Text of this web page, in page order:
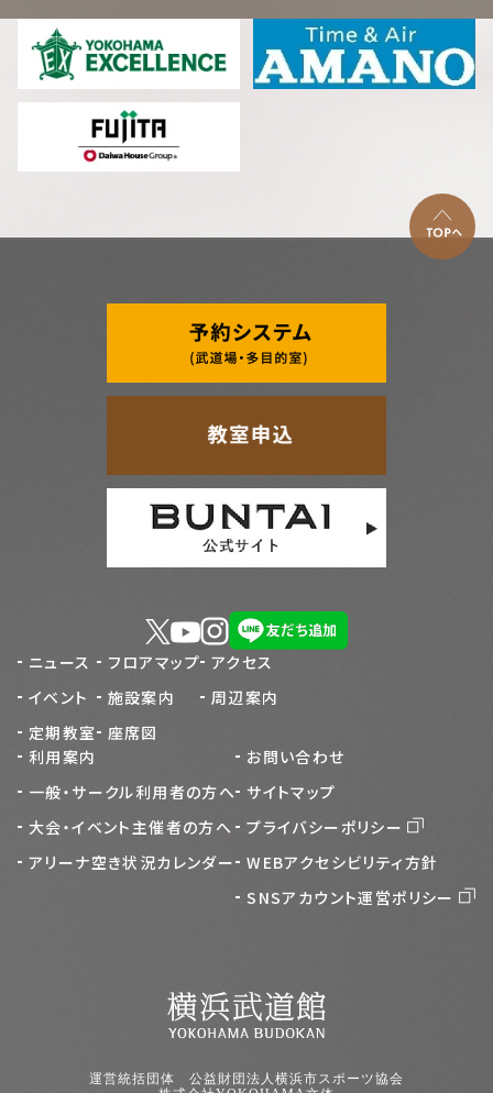
ニュース
イベント
定期教室
フロアマップ
施設案内
座席図
アクセス
周辺案内
利用案内
一般・サークル利用者の方へ
大会・イベント主催者の方へ
アリーナ空き状況カレンダー
お問い合わせ
サイトマップ
プライバシーポリシー
WEBアクセシビリティ方針
SNSアカウント運営ポリシー
運営統括団体 公益財団法人横浜市スポーツ協会